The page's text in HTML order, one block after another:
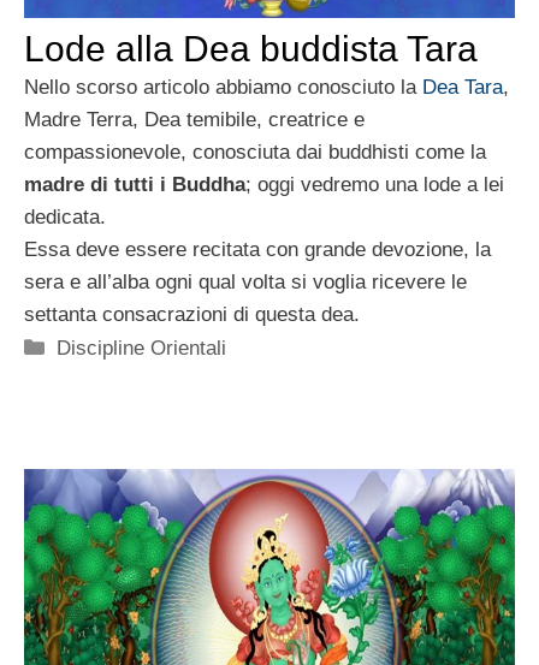
Lode alla Dea buddista Tara
Nello scorso articolo abbiamo conosciuto la Dea Tara,
Madre Terra, Dea temibile, creatrice e
compassionevole, conosciuta dai buddhisti come la
madre di tutti i Buddha; oggi vedremo una lode a lei
dedicata.
Essa deve essere recitata con grande devozione, la
sera e all’alba ogni qual volta si voglia ricevere le
settanta consacrazioni di questa dea.
Categorie
Discipline Orientali